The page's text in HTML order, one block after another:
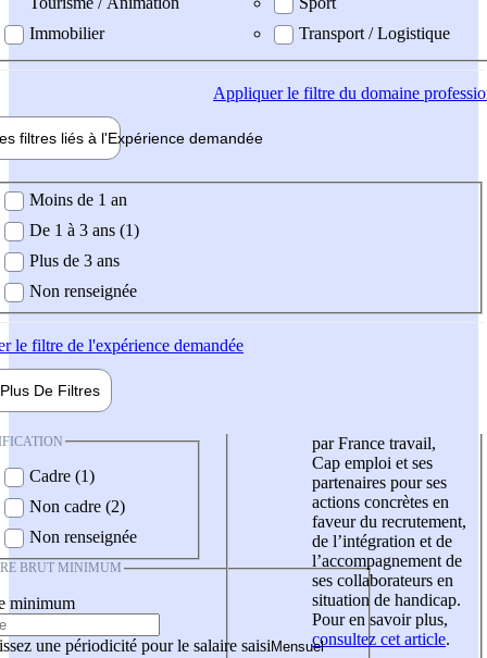
Immobilier
Transport / Logistique
Appliquerle filtre du domaine
filtres liés à l'Expérience demandée
demandée
Moins de 1 an
De 1 à 3 ans (1)
Plus de 3 ans
Non renseignée
le filtre de l'expérience demandée
Plus De Filtres
Cadre (1)
Non cadre (2)
Non renseignée
BRUT MINIMUM
minimum
une périodicité pour le salaire saisi
par France travail,
Cap emploi et ses
partenaires pour ses
actions concrètes en
faveur du recrutement,
de l’intégration et de
l’accompagnement de
ses collaborateurs en
situation de handicap.
Pour en savoir plus,
consultez cet article.